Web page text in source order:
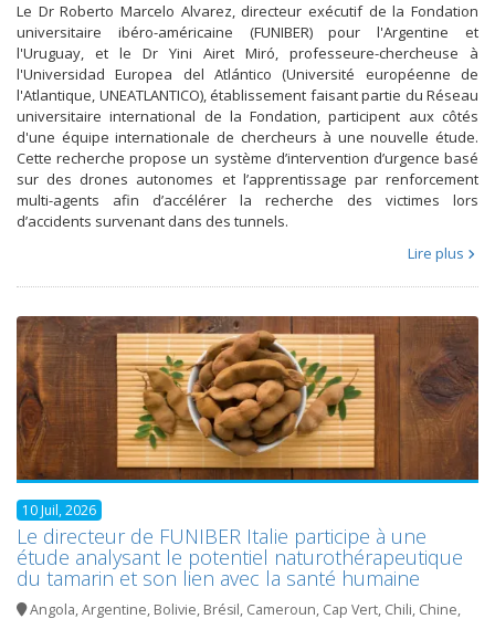
Le Dr Roberto Marcelo Alvarez, directeur exécutif de la Fondation
universitaire ibéro-américaine (FUNIBER) pour l'Argentine et
l'Uruguay, et le Dr Yini Airet Miró, professeure-chercheuse à
l'Universidad Europea del Atlántico (Université européenne de
l'Atlantique, UNEATLANTICO), établissement faisant partie du Réseau
universitaire international de la Fondation, participent aux côtés
d'une équipe internationale de chercheurs à une nouvelle étude.
Cette recherche propose un système d’intervention d’urgence basé
sur des drones autonomes et l’apprentissage par renforcement
multi-agents afin d’accélérer la recherche des victimes lors
d’accidents survenant dans des tunnels.
Lire plus
10 Juil, 2026
Le directeur de FUNIBER Italie participe à une
étude analysant le potentiel naturothérapeutique
du tamarin et son lien avec la santé humaine
Angola,Argentine, Bolivie, Brésil, Cameroun, Cap Vert, Chili, Chine,